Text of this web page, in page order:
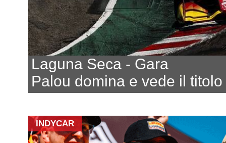
Laguna Seca - Gara
Palou domina e vede il titolo
INDYCAR